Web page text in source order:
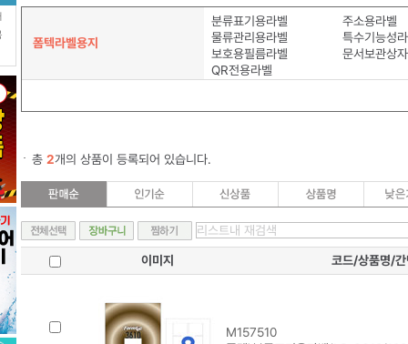
폼텍라벨용지
분류표기용라벨
주소용라벨
물류관리용라벨
특수기능성
보호용필름라벨
문서보관상
QR전용라벨
총 2개의 상품이 등록되어 있습니다.
이미지 코드/상품명/간
M157510